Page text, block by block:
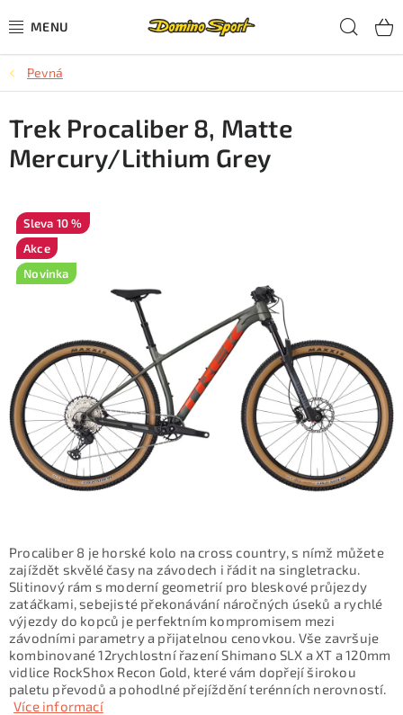
na
CYKLISTIKA
SJEZDOVÉ LYŽOVÁNÍ
SKIALPOVÉ LYŽOVÁNÍ
BĚŽECKÉ LYŽOVÁNÍ
OBLEČENÍ A OBUV
TIPY NA DÁRKY
KONTAKTY
ZNAČKY
Pevná
Procaliber 8 je horské kolo na cross country, s nímž můžete
zajíždět skvělé časy na závodech i řádit na singletracku.
Slitinový rám s moderní geometrií pro bleskové průjezdy
zatáčkami, sebejisté překonávání náročných úseků a rychlé
výjezdy do kopců je perfektním kompromisem mezi
závodními parametry a přijatelnou cenovkou. Vše završuje
kombinované 12rychlostní řazení Shimano SLX a XT a 120mm
vidlice RockShox Recon Gold, které vám dopřejí širokou
paletu převodů a pohodlné přejíždění terénních nerovností.
Více informací
Trek Procaliber 8, Matte
Mercury/Lithium Grey
10 %
Akce
Novinka